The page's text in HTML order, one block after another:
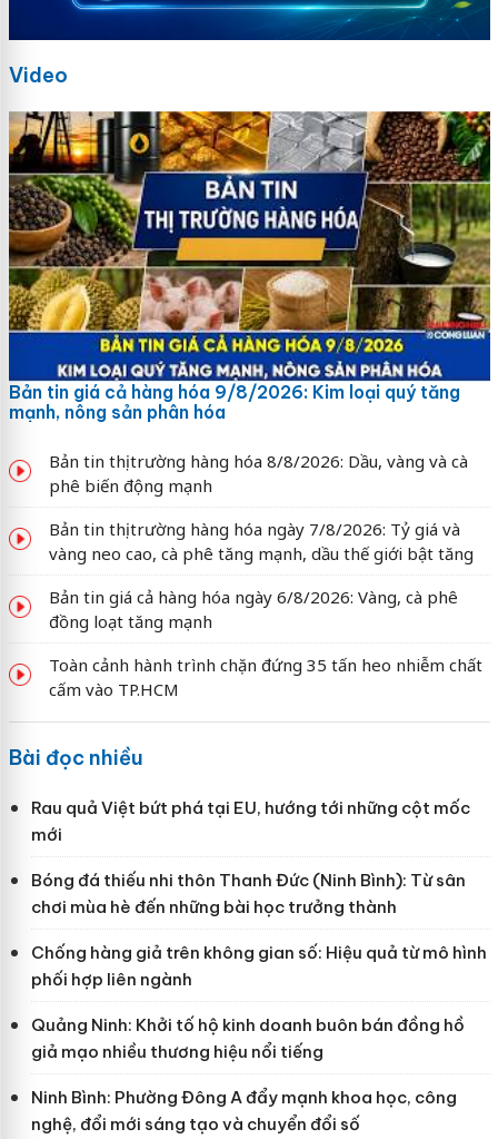
Video
Bản tin giá cả hàng hóa 9/8/2026: Kim loại quý tăng
mạnh, nông sản phân hóa
Bản tin thị trường hàng hóa 8/8/2026: Dầu, vàng và cà
phê biến động mạnh
Bản tin thị trường hàng hóa ngày 7/8/2026: Tỷ giá và
vàng neo cao, cà phê tăng mạnh, dầu thế giới bật tăng
Bản tin giá cả hàng hóa ngày 6/8/2026: Vàng, cà phê
đồng loạt tăng mạnh
Toàn cảnh hành trình chặn đứng 35 tấn heo nhiễm chất
cấm vào TP.HCM
Bài đọc nhiều
Rau quả Việt bứt phá tại EU, hướng tới những cột mốc
mới
Bóng đá thiếu nhi thôn Thanh Đức (Ninh Bình): Từ sân
chơi mùa hè đến những bài học trưởng thành
Chống hàng giả trên không gian số: Hiệu quả từ mô hình
phối hợp liên ngành
Quảng Ninh: Khởi tố hộ kinh doanh buôn bán đồng hồ
giả mạo nhiều thương hiệu nổi tiếng
Ninh Bình: Phường Đông A đẩy mạnh khoa học, công
nghệ, đổi mới sáng tạo và chuyển đổi số